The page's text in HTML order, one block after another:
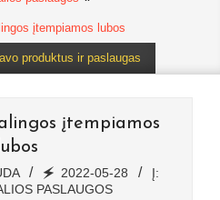
įtempiamos lubos
produktus ir paslaugas
įtempiamos
🗲 2022-05-28
Į:
PASLAUGOS